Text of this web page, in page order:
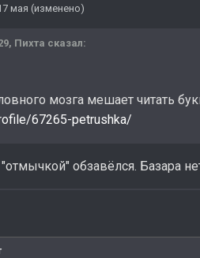
мая (изменено)
Пихта сказал:
мозга мешает читать
67265-petrushka/
обзавёлся. Базара